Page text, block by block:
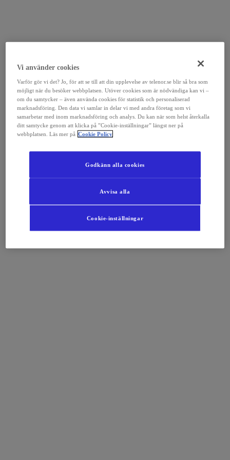
Vi använder cookies
Varför gör vi det? Jo, för att se till att din upplevelse av telenor.se blir så bra som
möjligt när du besöker webbplatsen. Utöver cookies som är nödvändiga kan vi –
om du samtycker – även använda cookies för statistik och personaliserad
marknadsföring. Den data vi samlar in delar vi med andra företag som vi
samarbetar med inom marknadsföring och analys. Du kan när som helst återkalla
ditt samtycke genom att klicka på ”Cookie-inställningar” längst ner på
webbplatsen. Läs mer på Cookie Policy
Cookie-inställningar
Avvisa alla
Godkänn alla cookies